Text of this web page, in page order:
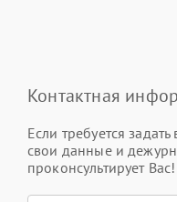
Контактная
Если требуется
свои данные и
проконсультирует Вас!